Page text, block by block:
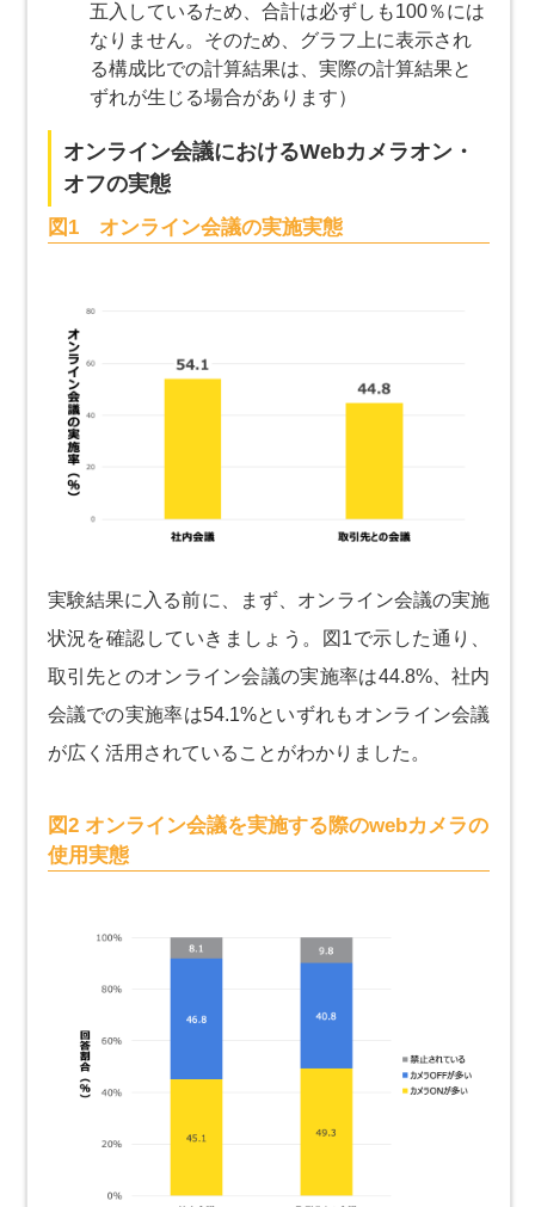
五入しているため、合計は必ずしも100％には
なりません。そのため、グラフ上に表示され
る構成比での計算結果は、実際の計算結果と
ずれが生じる場合があります）
オンライン会議におけるWebカメラオン・
オフの実態
図1 オンライン会議の実施実態
実験結果に入る前に、まず、オンライン会議の実施
状況を確認していきましょう。図1で示した通り、
取引先とのオンライン会議の実施率は44.8%、社内
会議での実施率は54.1%といずれもオンライン会議
が広く活用されていることがわかりました。
図2 オンライン会議を実施する際のwebカメラの
使用実態